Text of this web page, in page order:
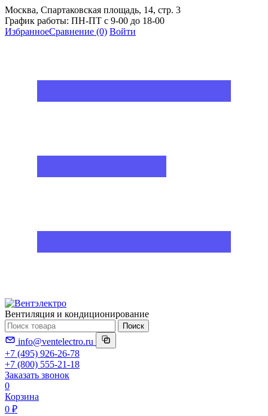
Москва, Спартаковская площадь, 14, стр. 3
График работы: ПН-ПТ с 9-00 до 18-00
ИзбранноеСравнение (0) Войти
Вентиляция и кондиционирование
Поиск
info@ventelectro.ru
+7 (495) 926-26-78
+7 (800) 555-21-18
Заказать звонок
0
Корзина
0 ₽